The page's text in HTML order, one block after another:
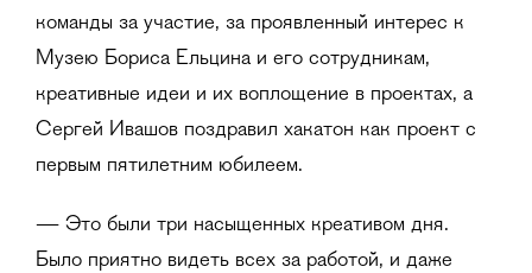
команды за участие, за проявленный интерес к
Музею Бориса Ельцина и его сотрудникам,
креативные идеи и их воплощение в проектах, а
Сергей Ивашов поздравил хакатон как проект с
первым пятилетним юбилеем.
— Это были три насыщенных креативом дня.
Было приятно видеть всех за работой, и даже